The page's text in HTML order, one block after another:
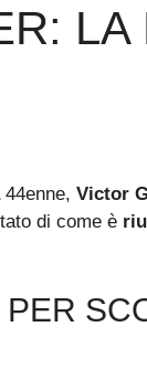
44enne, Victor
di come è